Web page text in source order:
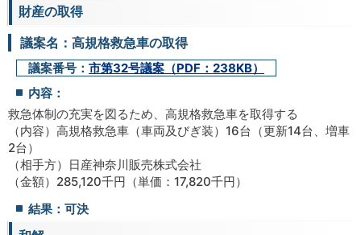
財産の取得
議案名：高規格救急車の取得
議案番号： 市第32号議案（PDF：238KB）
内容：
救急体制の充実を図るため、高規格救急車を取得する
（内容）高規格救急車（車両及びぎ装）16台（更新14台、増車
2台）
（相手方）日産神奈川販売株式会社
（金額）285,120千円（単価：17,820千円）
結果：可決